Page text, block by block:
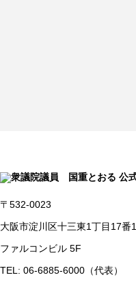
〒532-0023
大阪市淀川区十三東1丁目17番
ファルコンビル 5F
TEL: 06-6885-6000（代表）